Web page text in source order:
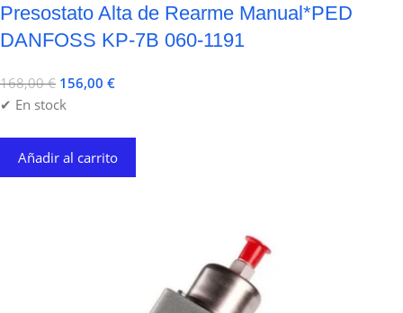
Presostato Alta de Rearme Manual*PED
DANFOSS KP-7B 060-1191
168,00€ 156,00 €
✔ En stock
Añadir al carrito